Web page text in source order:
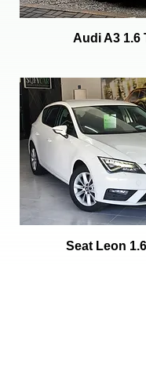
Audi A3 1.6
Seat Leon 1.6